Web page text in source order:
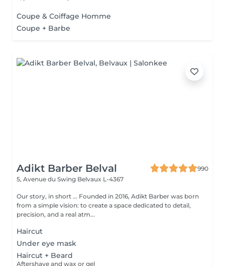
Coupe & Coiffage Homme
Coupe + Barbe
Adikt Barber Belval
990
5, Avenue du Swing Belvaux L-4367
Our story, in short ... Founded in 2016, Adikt Barber was born
from a simple vision: to create a space dedicated to detail,
precision, and a real atm...
Haircut
Under eye mask
Haircut + Beard
Aftershave and wax or gel